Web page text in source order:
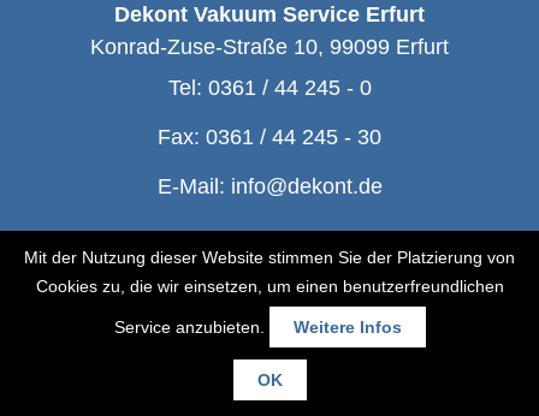
Mit der Nutzung dieser Website stimmen Sie der Platzierung von
Cookies zu, die wir einsetzen, um einen benutzerfreundlichen
Service anzubieten. Weitere Infos
OK
Dekont Vakuum Service Erfurt
Konrad-Zuse-Straße 10, 99099 Erfurt
Tel: 0361 / 44 245 - 0
Fax: 0361 / 44 245 - 30
E-Mail: info@dekont.de
© Dekont 1991 - 2026